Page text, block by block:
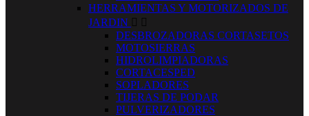
HERRAMIENTAS Y MOTORIZADOS DE
JARDIN  
DESBROZADORAS CORTASETOS
MOTOSIERRAS
HIDROLIMPIADORAS
CORTACESPED
SOPLADORES
TIJERAS DE PODAR
PULVERIZADORES